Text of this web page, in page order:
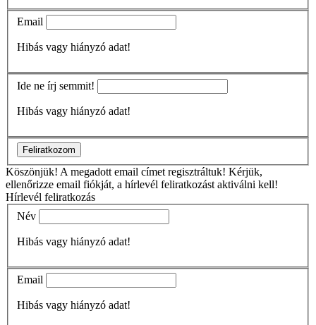
Email
Hibás vagy hiányzó adat!
Ide ne írj semmit!
Hibás vagy hiányzó adat!
Feliratkozom
Köszönjük! A megadott email címet regisztráltuk! Kérjük,
ellenőrizze email fiókját, a hírlevél feliratkozást aktiválni kell!
Hírlevél feliratkozás
Név
Hibás vagy hiányzó adat!
Email
Hibás vagy hiányzó adat!